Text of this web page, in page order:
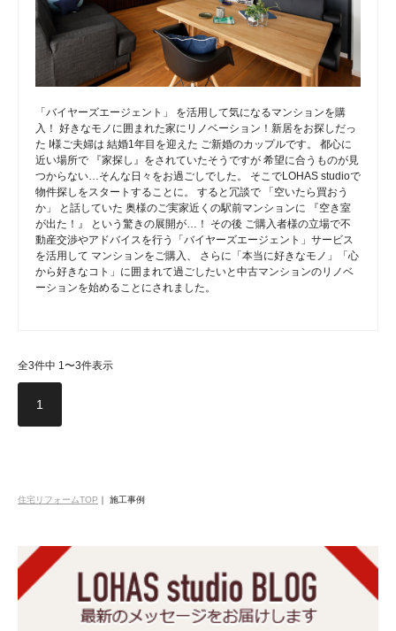
「バイヤーズエージェント」 を活用して気になるマンションを購
入！ 好きなモノに囲まれた家にリノベーション！新居をお探しだっ
た I様ご夫婦は 結婚1年目を迎えた ご新婚のカップルです。 都心に
近い場所で 『家探し』をされていたそうですが 希望に合うものが見
つからない…そんな日々をお過ごしでした。 そこでLOHAS studioで
物件探しをスタートすることに。 すると冗談で 「空いたら買おう
か」 と話していた 奥様のご実家近くの駅前マンションに 『空き室
が出た！』 という驚きの展開が…！ その後 ご購入者様の立場で不
動産交渉やアドバイスを行う「バイヤーズエージェント」サービス
を活用して マンションをご購入、 さらに「本当に好きなモノ」「心
から好きなコト」に囲まれて過ごしたいと中古マンションのリノベ
ーションを始めることにされました。
全3件中 1〜3件表示
1
住宅リフォームTOP ｜ 施工事例